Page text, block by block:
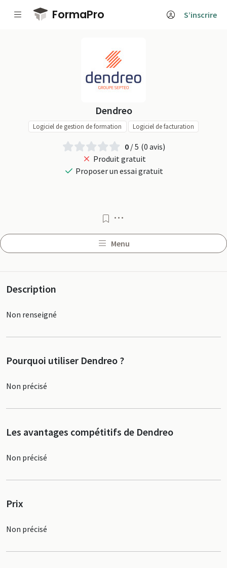
Passer au contenu principal
FormaPro S’inscrire
Dendreo sur
Dendreo
Logiciel de gestion de formation Logiciel de facturation
0/ 5 (0 avis)
Produit gratuit
Proposer un essai gratuit
Menu
Profil
Description
Non renseigné
Pourquoi utiliser Dendreo ?
Non précisé
Les avantages compétitifs de Dendreo
Non précisé
Prix
Non précisé